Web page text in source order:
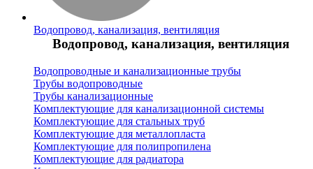
Водопровод, канализация, вентиляция
Водопровод, канализация, вентиляция
Водопроводные и канализационные трубы
Трубы водопроводные
Трубы канализационные
Комплектующие для канализационной системы
Комплектующие для стальных труб
Комплектующие для металлопласта
Комплектующие для полипропилена
Комплектующие для радиатора